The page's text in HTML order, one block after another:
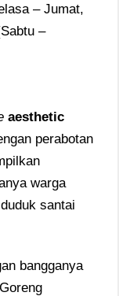
– Jumat,
–
aesthetic
perabotan
warga
santai
bangganya